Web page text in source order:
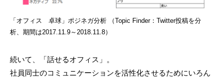
「オフィス 卓球」ポジネガ分析 （Topic Finder：Twitter投稿を分
析、期間は2017.11.9～2018.11.8）
続いて、「話せるオフィス」。
社員同士のコミュニケーションを活性化させるためにいろん